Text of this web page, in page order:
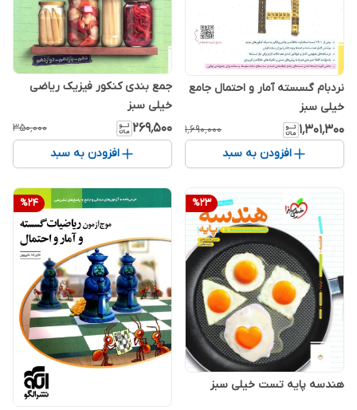
نردبام گسسته آمار و احتمال جامع
خیلی سبز
۱٬۳۰۱٬۳۰۰ ۱٬۶۹۰٬۰۰۰
افزودن به سبد
جمع بندی کنکور فیزیک ریاضی
خیلی سبز
۲۶۹٬۵۰۰ ۳۵۰٬۰۰۰
افزودن به سبد
%23
هندسه پایه تست خیلی سبز
%24